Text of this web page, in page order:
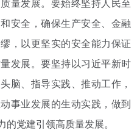
量发展。要始终坚持人民至
安全，确保生产安全、金融
，以更坚实的安全能力保证
发展。要坚持以习近平新时
脑、指导实践、推动工作，
事业发展的生动实践，做到
党建引领高质量发展。